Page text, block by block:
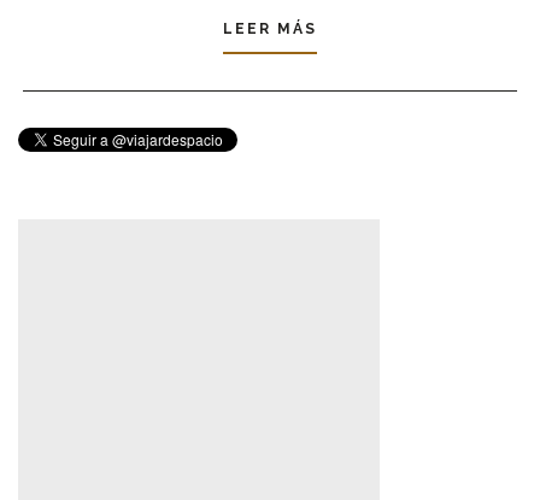
LEER MÁS